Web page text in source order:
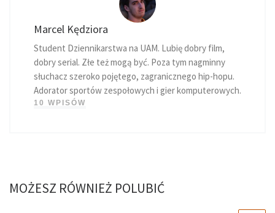
Marcel Kędziora
Student Dziennikarstwa na UAM. Lubię dobry film,
dobry serial. Złe też mogą być. Poza tym nagminny
słuchacz szeroko pojętego, zagranicznego hip-hopu.
Adorator sportów zespołowych i gier komputerowych.
10 WPISÓW
MOŻESZ RÓWNIEŻ POLUBIĆ